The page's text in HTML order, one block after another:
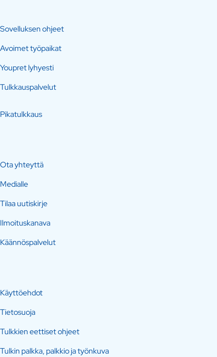
Sovelluksen ohjeet
Avoimet työpaikat
Youpret lyhyesti
Tulkkauspalvelut
Pikatulkkaus
Ota yhteyttä
Medialle
Tilaa uutiskirje
Ilmoituskanava
Käännöspalvelut
Käyttöehdot
Tietosuoja
Tulkkien eettiset ohjeet
Tulkin palkka, palkkio ja työnkuva